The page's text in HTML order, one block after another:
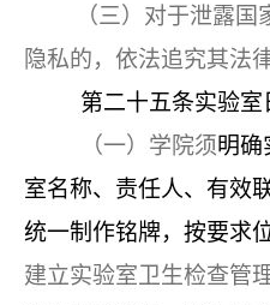
（三）对于泄露
隐私的，依法追究其法
第二十五条实验室
（一）学院须明确
室名称、责任人、有效
统一制作铭牌，按要求
建立实验室卫生检查管